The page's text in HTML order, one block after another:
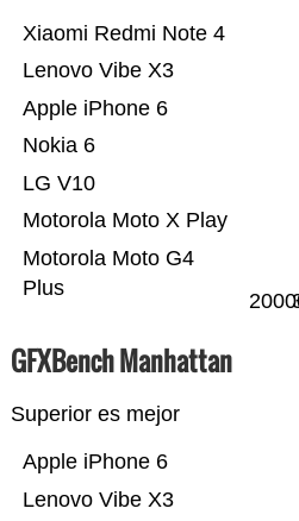
Motorola Moto G4
Plus
Motorola Moto X Play
LG V10
Nokia 6
Apple iPhone 6
Lenovo Vibe X3
Xiaomi Redmi Note 4
GFXBench Manhattan
Superior es mejor
Lenovo Vibe X3
Apple iPhone 6